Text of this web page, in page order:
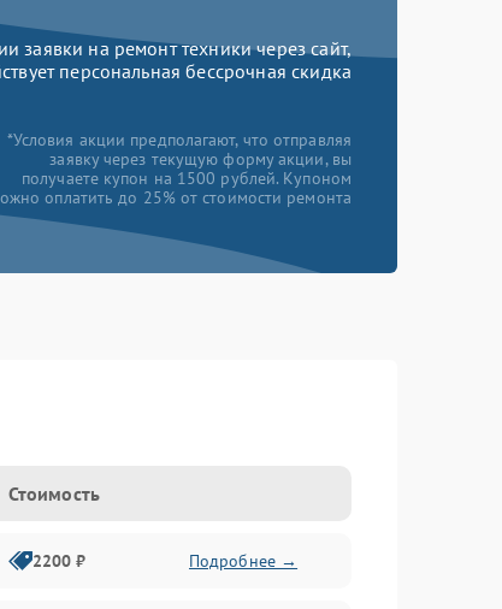
заявки на ремонт техники через сайт,
персональная бессрочная скидка
*Условия акции предполагают, что отправляя
заявку через текущую форму акции, вы
получаете купон на 1500 рублей. Купоном
оплатить до 25% от стоимости ремонта
Стоимость
2200 ₽ Подробнее →